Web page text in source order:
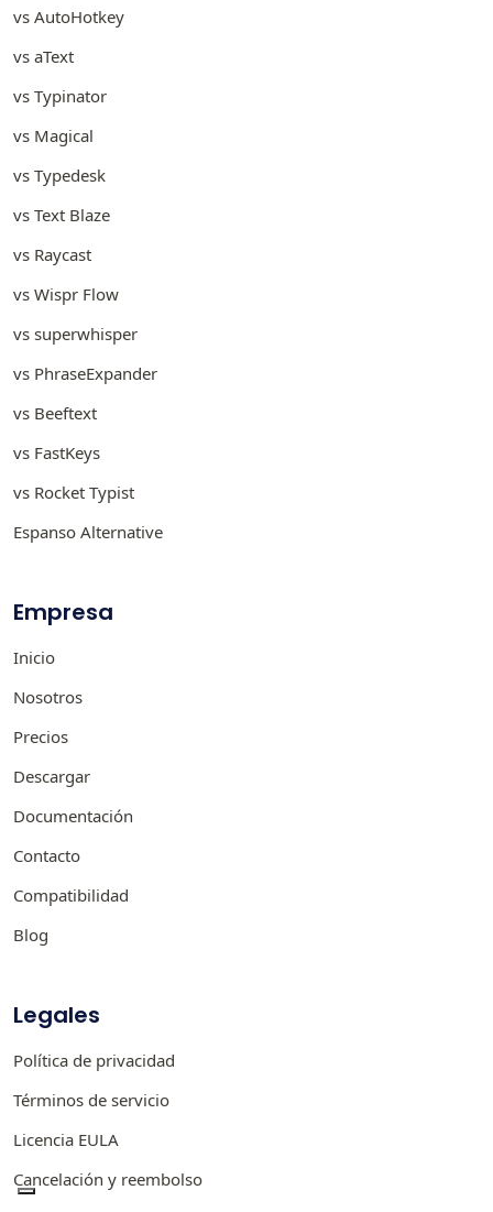
vs AutoHotkey
vs aText
vs Typinator
vs Magical
vs Typedesk
vs Text Blaze
vs Raycast
vs Wispr Flow
vs superwhisper
vs PhraseExpander
vs Beeftext
vs FastKeys
vs Rocket Typist
Espanso Alternative
Empresa
Inicio
Nosotros
Precios
Descargar
Documentación
Contacto
Compatibilidad
Blog
Legales
Política de privacidad
Términos de servicio
Licencia EULA
Cancelación y reembolso